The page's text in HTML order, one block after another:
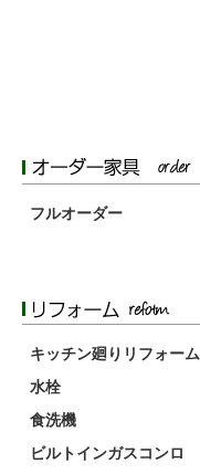
フルオーダー
キッチン廻りリフォーム
水栓
食洗機
ビルトインガスコンロ